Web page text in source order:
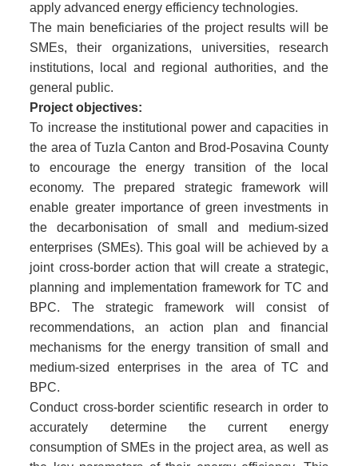
apply advanced energy efficiency technologies.
The main beneficiaries of the project results will be
SMEs, their organizations, universities, research
institutions, local and regional authorities, and the
general public.
Project objectives:
To increase the institutional power and capacities in
the area of Tuzla Canton and Brod-Posavina County
to encourage the energy transition of the local
economy. The prepared strategic framework will
enable greater importance of green investments in
the decarbonisation of small and medium-sized
enterprises (SMEs). This goal will be achieved by a
joint cross-border action that will create a strategic,
planning and implementation framework for TC and
BPC. The strategic framework will consist of
recommendations, an action plan and financial
mechanisms for the energy transition of small and
medium-sized enterprises in the area of TC and
BPC.
Conduct cross-border scientific research in order to
accurately determine the current energy
consumption of SMEs in the project area, as well as